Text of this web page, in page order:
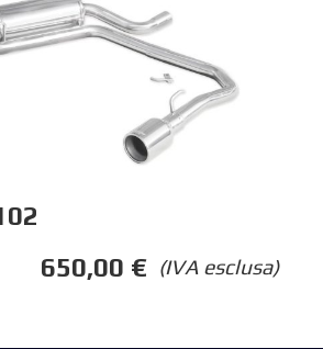
(IVA esclusa)
650,00 €